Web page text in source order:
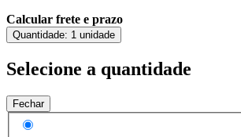
Calcular frete e prazo
Quantidade: 1 unidade
Selecione a quantidade
Fechar